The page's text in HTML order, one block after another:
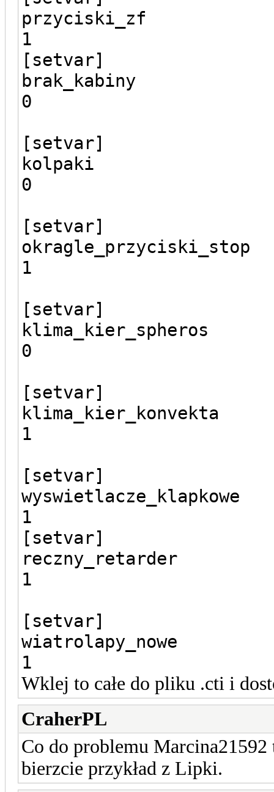
przyciski_zf
1
[setvar]
brak_kabiny
0
[setvar]
kolpaki
0
[setvar]
okragle_przyciski_stop
1
[setvar]
klima_kier_spheros
0
[setvar]
klima_kier_konvekta
1
[setvar]
wyswietlacze_klapkowe
1
[setvar]
reczny_retarder
1
[setvar]
wiatrolapy_nowe
1
Wklej to całe do pliku .cti i
CraherPL
Co do problemu
bierzcie przykład z Lipki.